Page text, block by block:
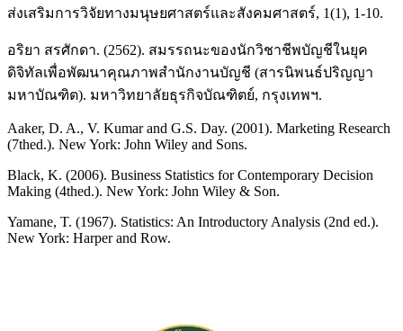
ส่งเสริมการวิจัยทางมนุษยศาสตร์และสังคมศาสตร์, 1(1), 1-10.
อริยา สรศักดา. (2562). สมรรถนะของนักวิชาชีพบัญชีในยุค
ดิจิทัลเพื่อพัฒนาคุณภาพสำนักงานบัญชี (สารนิพนธ์ปริญญา
มหาบัณฑิต). มหาวิทยาลัยธุรกิจบัณฑิตย์, กรุงเทพฯ.
Aaker, D. A., V. Kumar and G.S. Day. (2001). Marketing Research
(7thed.). New York: John Wiley and Sons.
Black, K. (2006). Business Statistics for Contemporary Decision
Making (4thed.). New York: John Wiley & Son.
Yamane, T. (1967). Statistics: An Introductory Analysis (2nd ed.).
New York: Harper and Row.